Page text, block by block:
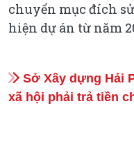
chuyển mục đích
hiện dự án từ năm
Sở Xây dựng Hải
xã hội phải trả tiền